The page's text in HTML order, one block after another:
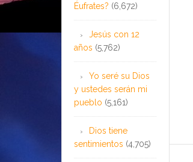
Éufrates? (6,672)
Jesús con 12
años (5,762)
Yo seré su Dios
y ustedes serán mi
pueblo (5,161)
Dios tiene
sentimientos (4,705)